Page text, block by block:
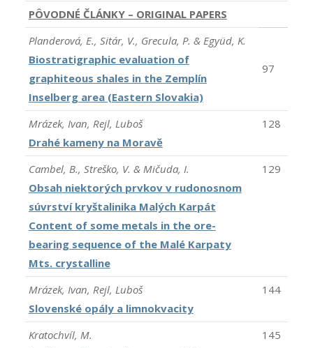
PÔVODNÉ ČLÁNKY – ORIGINAL PAPERS
Planderová, E., Sitár, V., Grecula, P. & Együd, K.
Biostratigraphic evaluation of
graphiteous shales in the Zemplín
Inselberg area (Eastern Slovakia)
97
Mrázek, Ivan, Rejl, Luboš
Drahé kameny na Moravě
128
Cambel, B., Streško, V. & Mičuda, I.
Obsah niektorých prvkov v rudonosnom
súvrství kryštalinika Malých Karpát
Content of some metals in the ore-
bearing sequence of the Malé Karpaty
Mts. crystalline
129
Mrázek, Ivan, Rejl, Luboš
Slovenské opály a limnokvacity
144
Kratochvíl, M.
145